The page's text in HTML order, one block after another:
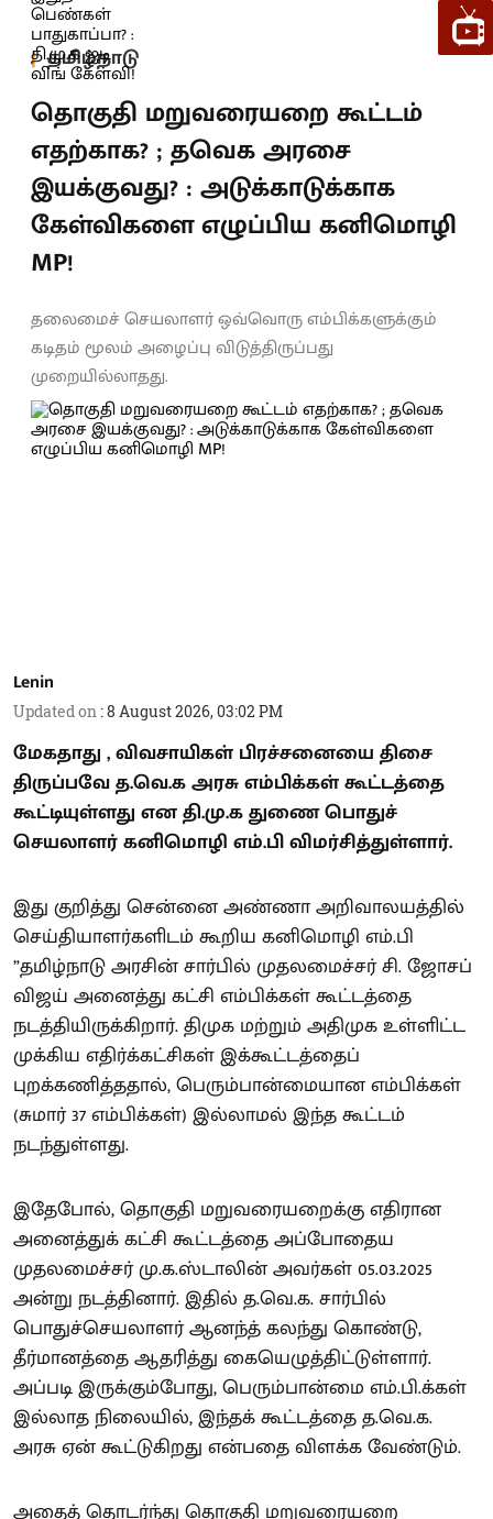
தமிழ்நாடு
தொகுதி மறுவரையறை கூட்டம்
எதற்காக? ; தவெக அரசை
இயக்குவது? : அடுக்காடுக்காக
கேள்விகளை எழுப்பிய கனிமொழி
MP!
தலைமைச் செயலாளர் ஒவ்வொரு எம்பிக்களுக்கும்
கடிதம் மூலம் அழைப்பு விடுத்திருப்பது
முறையில்லாதது.
Lenin
Updated on :8 August 2026, 03:02 PM
மேகதாது , விவசாயிகள் பிரச்சனையை திசை
திருப்பவே த.வெ.க அரசு எம்பிக்கள் கூட்டத்தை
கூட்டியுள்ளது என தி.மு.க துணை பொதுச்
செயலாளர் கனிமொழி எம்.பி விமர்சித்துள்ளார்.
இது குறித்து சென்னை அண்ணா அறிவாலயத்தில்
செய்தியாளர்களிடம் கூறிய கனிமொழி எம்.பி
”தமிழ்நாடு அரசின் சார்பில் முதலமைச்சர் சி. ஜோசப்
விஜய் அனைத்து கட்சி எம்பிக்கள் கூட்டத்தை
நடத்தியிருக்கிறார். திமுக மற்றும் அதிமுக உள்ளிட்ட
முக்கிய எதிர்க்கட்சிகள் இக்கூட்டத்தைப்
புறக்கணித்ததால், பெரும்பான்மையான எம்பிக்கள்
(சுமார் 37 எம்பிக்கள்) இல்லாமல் இந்த கூட்டம்
நடந்துள்ளது.
இதேபோல், தொகுதி மறுவரையறைக்கு எதிரான
அனைத்துக் கட்சி கூட்டத்தை அப்போதைய
முதலமைச்சர் மு.க.ஸ்டாலின் அவர்கள் 05.03.2025
அன்று நடத்தினார். இதில் த.வெ.க. சார்பில்
பொதுச்செயலாளர் ஆனந்த் கலந்து கொண்டு,
தீர்மானத்தை ஆதரித்து கையெழுத்திட்டுள்ளார்.
அப்படி இருக்கும்போது, பெரும்பான்மை எம்.பி.க்கள்
இல்லாத நிலையில், இந்தக் கூட்டத்தை த.வெ.க.
அரசு ஏன் கூட்டுகிறது என்பதை விளக்க வேண்டும்.
அதைத் தொடர்ந்து தொகுதி மறுவரையறை